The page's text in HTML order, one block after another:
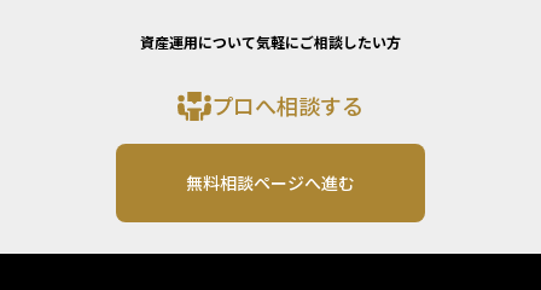
資産運用について気軽にご相談したい方
プロへ相談する
無料相談ページへ進む